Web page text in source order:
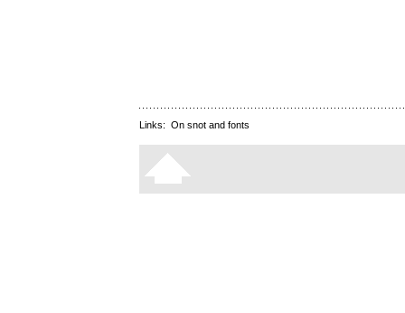
Links: On snot and fonts